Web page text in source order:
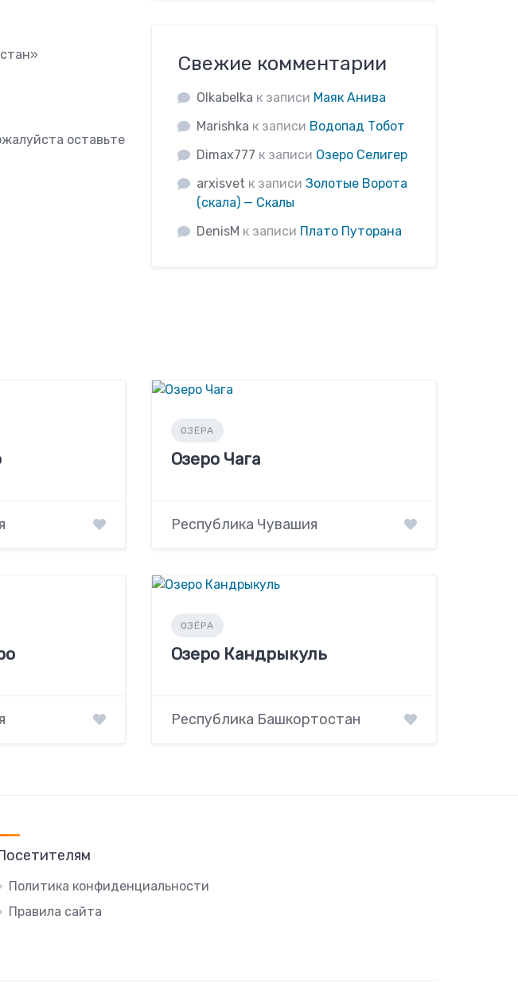
оставьте
Свежие комментарии
Olkabelka к записи Маяк Анива
Marishka к записи Водопад Тобот
Dimax777 к записи Озеро Селигер
arxisvet к записиЗолотые Ворота
(скала) — Скалы
DenisM к записи Плато Путорана
ОЗЁРА
Озеро Чага
Республика Чувашия
ОЗЁРА
Озеро Кандрыкуль
Республика Башкортостан
Политика конфиденциальности
Правила сайта